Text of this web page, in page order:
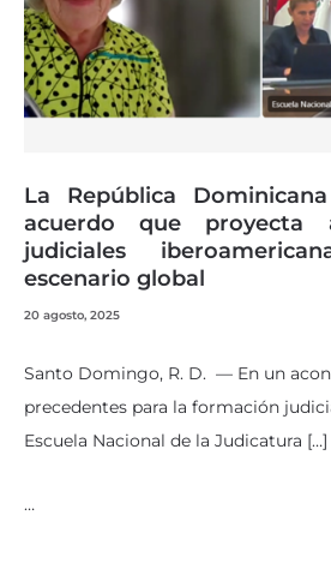
La República
acuerdo que proyecta
judiciales
escenario global
20 agosto, 2025
Santo Domingo, R. D. — En un
precedentes para la formación
Escuela Nacional de la Judicatura […]
…